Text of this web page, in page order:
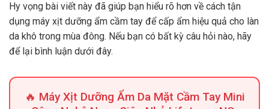
Hy vọng bài viết này đã giúp bạn hiểu rõ hơn về cách tận
dụng máy xịt dưỡng ẩm cầm tay để cấp ẩm hiệu quả cho làn
da khô trong mùa đông. Nếu bạn có bất kỳ câu hỏi nào, hãy
để lại bình luận dưới đây.
🔥 Máy Xịt Dưỡng Ẩm Da Mặt Cầm Tay Mini